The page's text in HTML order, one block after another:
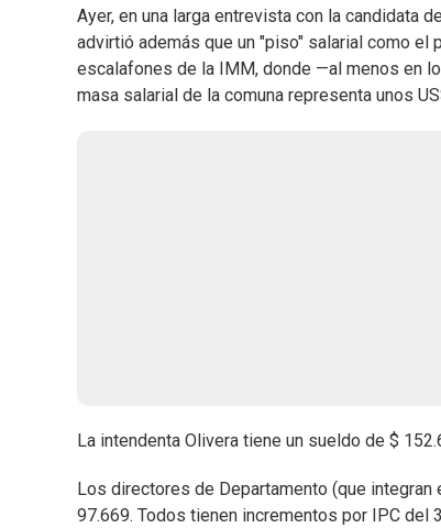
Ayer, en una larga entrevista con la candidata
advirtió además que un "piso" salarial como el
escalafones de la IMM, donde —al menos en
masa salarial de la comuna representa unos
La intendenta Olivera tiene un sueldo de $
Los directores de Departamento (que
97.669. Todos tienen incrementos por IPC del